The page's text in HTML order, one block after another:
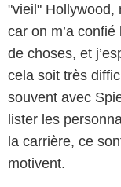
"vieil" Hollywood,
car on m’a
de choses, et
cela soit très
souvent avec
lister les
la carrière, ce
motivent.